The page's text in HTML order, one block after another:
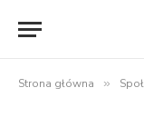
Strona główna »